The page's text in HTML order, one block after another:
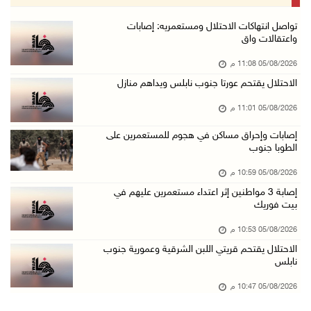
باسم الرئيس: وزير الداخلية يمنح العميد جيسون ...
الاحتلال يقتحم كفر مالك ودير جرير ومستعمرون ي ...
"التربية" تخرج الفوج الأول من مدربي المعلمين ...
05/آب/2026 06:44 م
عبد السلام السيد يفوز بترشيح الديمقراطيين لمج ...
05/آب/2026 06:43 م
الهلال الأحمر: 8 إصابات إثر اعتداء الاحتلال ...
مخطط استعماري جديد في "جيلو" يهدد بعزل القدس ...
05/آب/2026 06:10 م
الاحتلال ينصب حاجزًا عسكريًا على مدخل بلدة دي ...
تواصل انتهاكات الاحتلال ومستعمريه: إصابات
واعتقالات واق
05/08/2026 11:08 م
الاحتلال يقتحم عورتا جنوب نابلس ويداهم منازل
05/08/2026 11:01 م
إصابات وإحراق مساكن في هجوم للمستعمرين على
الطوبا جنوب
05/08/2026 10:59 م
إصابة 3 مواطنين إثر اعتداء مستعمرين عليهم في
بيت فوريك
05/08/2026 10:53 م
الاحتلال يقتحم قريتي اللبن الشرقية وعمورية جنوب
نابلس
05/08/2026 10:47 م